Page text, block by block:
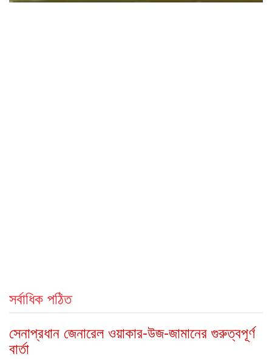
সর্বাধিক পঠিত
সেনাপ্রধান জেনারেল ওয়াকার-উজ-জামানের গুরুত্বপূর্ণ
বার্তা